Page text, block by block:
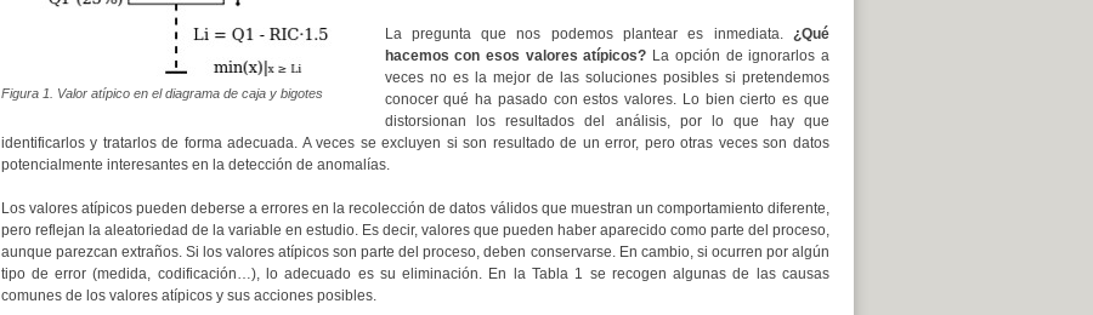
Figura 1. Valor atípico en el diagrama de caja y bigotes
La pregunta que nos podemos plantear es inmediata. ¿Qué
hacemos con esos valores atípicos? La opción de ignorarlos a
veces no es la mejor de las soluciones posibles si pretendemos
conocer qué ha pasado con estos valores. Lo bien cierto es que
distorsionan los resultados del análisis, por lo que hay que
identificarlos y tratarlos de forma adecuada. A veces se excluyen si son resultado de un error, pero otras veces son datos
potencialmente interesantes en la detección de anomalías.
Los valores atípicos pueden deberse a errores en la recolección de datos válidos que muestran un comportamiento diferente,
pero reflejan la aleatoriedad de la variable en estudio. Es decir, valores que pueden haber aparecido como parte del proceso,
aunque parezcan extraños. Si los valores atípicos son parte del proceso, deben conservarse. En cambio, si ocurren por algún
tipo de error (medida, codificación…), lo adecuado es su eliminación. En la Tabla 1 se recogen algunas de las causas
comunes de los valores atípicos y sus acciones posibles.